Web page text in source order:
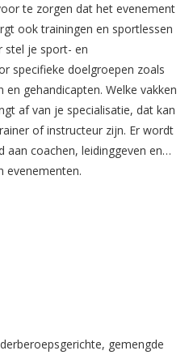
te zorgen dat het evenement
ook trainingen en sportlessen
stel je sport- en
specifieke doelgroepen zoals
gehandicapten. Welke vakken
af van je specialisatie, dat kan
of instructeur zijn. Er wordt
aan coachen, leidinggeven en
evenementen.
gemengde